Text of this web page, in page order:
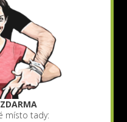
ZDARMA
místo tady: